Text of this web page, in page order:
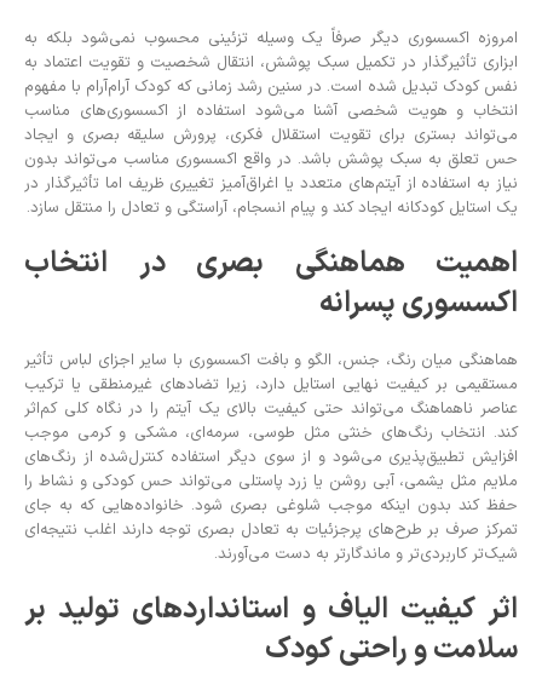
امروزه اکسسوری دیگر صرفاً یک وسیله تزئینی محسوب نمی‌شود بلکه به
ابزاری تأثیرگذار در تکمیل سبک پوشش، انتقال شخصیت و تقویت اعتماد به
نفس کودک تبدیل شده است. در سنین رشد زمانی که کودک آرام‌آرام با مفهوم
انتخاب و هویت شخصی آشنا می‌شود استفاده از اکسسوری‌های مناسب
می‌تواند بستری برای تقویت استقلال فکری، پرورش سلیقه بصری و ایجاد
حس تعلق به سبک پوشش باشد. در واقع اکسسوری مناسب می‌تواند بدون
نیاز به استفاده از آیتم‌های متعدد یا اغراق‌آمیز تغییری ظریف اما تأثیرگذار در
یک استایل کودکانه ایجاد کند و پیام انسجام، آراستگی و تعادل را منتقل سازد.
اهمیت هماهنگی بصری در انتخاب
اکسسوری پسرانه
هماهنگی میان رنگ، جنس، الگو و بافت اکسسوری با سایر اجزای لباس تأثیر
مستقیمی بر کیفیت نهایی استایل دارد، زیرا تضادهای غیرمنطقی یا ترکیب
عناصر ناهماهنگ می‌تواند حتی کیفیت بالای یک آیتم را در نگاه کلی کم‌اثر
کند. انتخاب رنگ‌های خنثی مثل طوسی، سرمه‌ای، مشکی و کرمی موجب
افزایش تطبیق‌پذیری می‌شود و از سوی دیگر استفاده کنترل‌شده از رنگ‌های
ملایم مثل یشمی، آبی روشن یا زرد پاستلی می‌تواند حس کودکی و نشاط را
حفظ کند بدون اینکه موجب شلوغی بصری شود. خانواده‌هایی که به جای
تمرکز صرف بر طرح‌های پرجزئیات به تعادل بصری توجه دارند اغلب نتیجه‌ای
شیک‌تر کاربردی‌تر و ماندگارتر به دست می‌آورند.
اثر کیفیت الیاف و استانداردهای تولید بر
سلامت و راحتی کودک